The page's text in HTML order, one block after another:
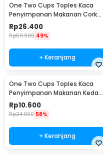
One Two Cups Toples Kaca
Penyimpanan Makanan Cork
Seal Storage Jar 800ml - E1
Rp26.400
Rp50.900 49%
+ Keranjang
One Two Cups Toples Kaca
Penyimpanan Makanan Kedap
Udara Storage Jar 350ml -
GH1270
Rp10.600
Rp24.900 58%
+ Keranjang